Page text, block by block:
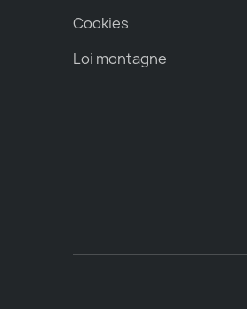
Cookies
Loi montagne